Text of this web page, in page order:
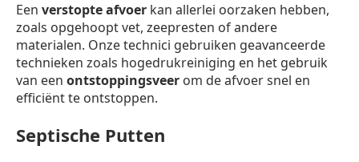
Een verstopte afvoer kan allerlei oorzaken hebben,
zoals opgehoopt vet, zeepresten of andere
materialen. Onze technici gebruiken geavanceerde
technieken zoals hogedrukreiniging en het gebruik
van een ontstoppingsveer om de afvoer snel en
efficiënt te ontstoppen.
Septische Putten